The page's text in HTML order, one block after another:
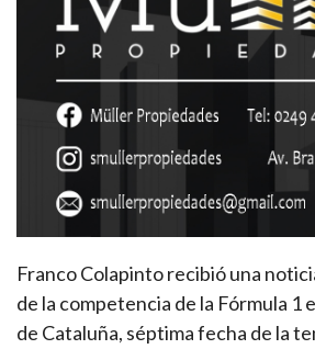
Franco Colapinto recibió una
de la competencia de la Fórmula 1
de Cataluña, séptima fecha de la